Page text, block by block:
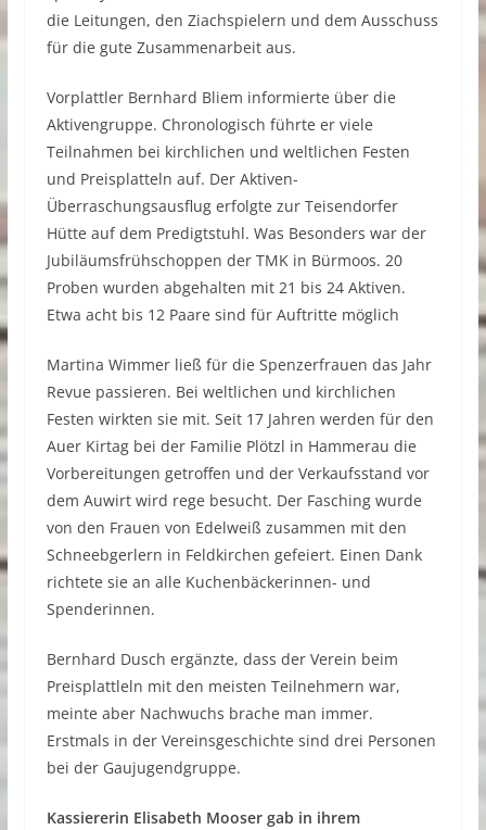
die Leitungen, den Ziachspielern und dem Ausschuss
für die gute Zusammenarbeit aus.
Vorplattler Bernhard Bliem informierte über die
Aktivengruppe. Chronologisch führte er viele
Teilnahmen bei kirchlichen und weltlichen Festen
und Preisplatteln auf. Der Aktiven-
Überraschungsausflug erfolgte zur Teisendorfer
Hütte auf dem Predigtstuhl. Was Besonders war der
Jubiläumsfrühschoppen der TMK in Bürmoos. 20
Proben wurden abgehalten mit 21 bis 24 Aktiven.
Etwa acht bis 12 Paare sind für Auftritte möglich
Martina Wimmer ließ für die Spenzerfrauen das Jahr
Revue passieren. Bei weltlichen und kirchlichen
Festen wirkten sie mit. Seit 17 Jahren werden für den
Auer Kirtag bei der Familie Plötzl in Hammerau die
Vorbereitungen getroffen und der Verkaufsstand vor
dem Auwirt wird rege besucht. Der Fasching wurde
von den Frauen von Edelweiß zusammen mit den
Schneebgerlern in Feldkirchen gefeiert. Einen Dank
richtete sie an alle Kuchenbäckerinnen- und
Spenderinnen.
Bernhard Dusch ergänzte, dass der Verein beim
Preisplattleln mit den meisten Teilnehmern war,
meinte aber Nachwuchs brache man immer.
Erstmals in der Vereinsgeschichte sind drei Personen
bei der Gaujugendgruppe.
Kassiererin Elisabeth Mooser gab in ihrem